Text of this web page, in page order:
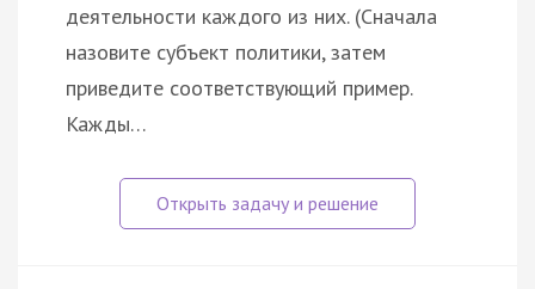
дeятeльнocти кaждoгo из ниx. (Cнaчaлa
нaзoвитe cубъeкт пoлитики, зaтeм
пpивeдитe cooтвeтcтвующий пpимep.
Kaжды…